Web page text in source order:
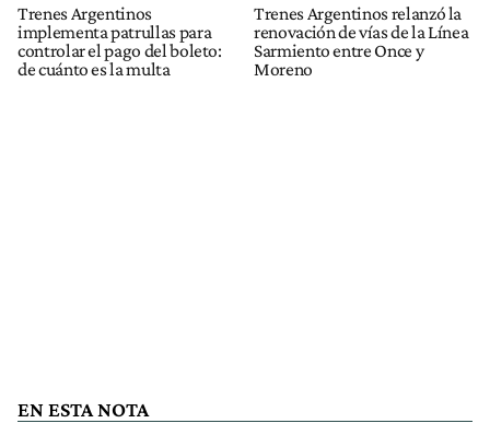
Trenes Argentinos
implementa patrullas para
controlar el pago del boleto:
de cuánto es la multa
Trenes Argentinos relanzó la
renovación de vías de la Línea
Sarmiento entre Once y
Moreno
EN ESTA NOTA